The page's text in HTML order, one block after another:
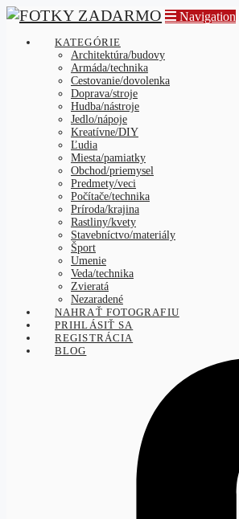
Navigation
KATEGÓRIE
Architektúra/budovy
Armáda/technika
Cestovanie/dovolenka
Doprava/stroje
Hudba/nástroje
Jedlo/nápoje
Kreatívne/DIY
Ľudia
Miesta/pamiatky
Obchod/priemysel
Predmety/veci
Počítače/technika
Príroda/krajina
Rastliny/kvety
Stavebníctvo/materiály
Šport
Umenie
Veda/technika
Zvieratá
Nezaradené
NAHRAŤ FOTOGRAFIU
PRIHLÁSIŤ SA
REGISTRÁCIA
BLOG